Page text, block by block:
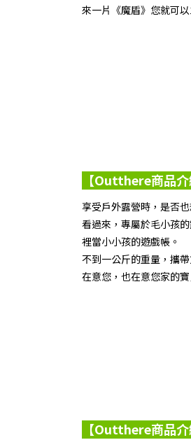
來一片《魔盾》您就可
【Outthere商品
享受戶外露營時，是否
看過來，專屬於毛小孩
裡當小小孩的遊戲帳。
不到一公斤的重量，攜
在意您，也在意您家的
【Outthere商品